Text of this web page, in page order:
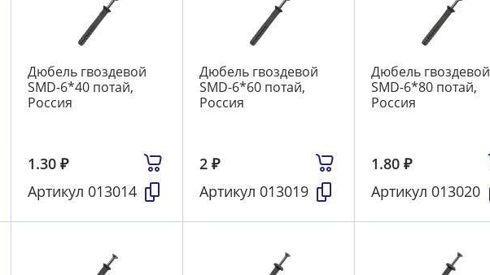
Дюбель гвоздевой
SMD-6*40 потай,
Россия
1.30 ₽
Артикул 013014
Дюбель гвоздевой
SMD-6*60 потай,
Россия
2 ₽
Артикул 013019
Дюбель гвоздевой
SMD-6*80 потай,
Россия
1.80₽
Артикул 013020